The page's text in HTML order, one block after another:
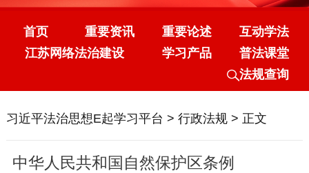
首页 重要资讯 重要论述
互动学法
江苏网络法治建设
学习产品
普法课堂
法规查询
习近平法治思想E起学习平台 > 行政法规> 正文
中华人民共和国自然保护区条例